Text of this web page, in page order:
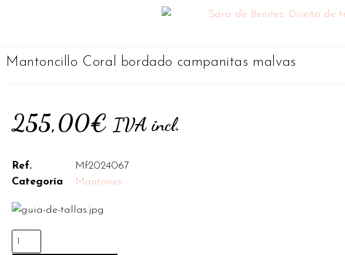
Mantoncillo Coral bordado campanitas malvas
255,00€ IVA incl.
Ref.
Mf2024067
Categoría
Mantones